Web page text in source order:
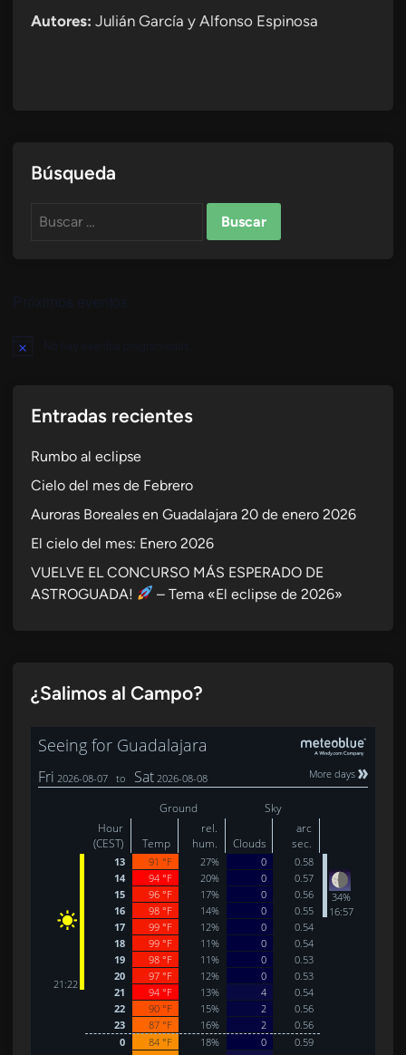
Autores: Julián García y Alfonso Espinosa
Búsqueda
Aviso
Entradas recientes
Rumbo al eclipse
Cielo del mes de Febrero
Auroras Boreales en Guadalajara 20 de enero 2026
El cielo del mes: Enero 2026
VUELVE EL CONCURSO MÁS ESPERADO DE
ASTROGUADA!
– Tema «El eclipse de 2026»
¿Salimos al Campo?